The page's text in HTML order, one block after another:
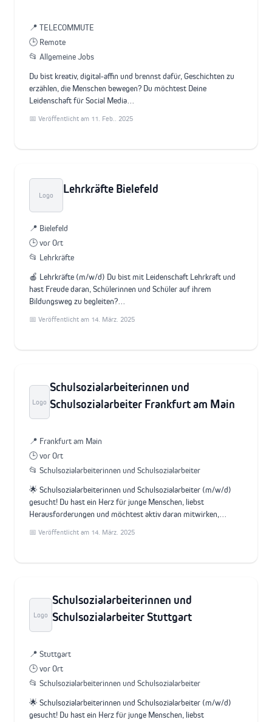
📍 TELECOMMUTE
🕒 Remote
📂 Allgemeine Jobs
Du bist kreativ, digital-affin und brennst dafür, Geschichten zu
erzählen, die Menschen bewegen? Du möchtest Deine
Leidenschaft für Social Media…
📅 Veröffentlicht am 11. Feb.. 2025
Logo Lehrkräfte Bielefeld
📍 Bielefeld
🕒 vor Ort
📂 Lehrkräfte
🍎 Lehrkräfte (m/w/d) Du bist mit Leidenschaft Lehrkraft und
hast Freude daran, Schülerinnen und Schüler auf ihrem
Bildungsweg zu begleiten?…
📅 Veröffentlicht am 14. März. 2025
Logo
Schulsozialarbeiterinnen und
Schulsozialarbeiter Frankfurt am Main
📍 Frankfurt am Main
🕒 vor Ort
📂 Schulsozialarbeiterinnen und Schulsozialarbeiter
🌟 Schulsozialarbeiterinnen und Schulsozialarbeiter (m/w/d)
gesucht! Du hast ein Herz für junge Menschen, liebst
Herausforderungen und möchtest aktiv daran mitwirken,…
📅 Veröffentlicht am 14. März. 2025
Logo
Schulsozialarbeiterinnen und
Schulsozialarbeiter Stuttgart
📍 Stuttgart
🕒 vor Ort
📂 Schulsozialarbeiterinnen und Schulsozialarbeiter
🌟 Schulsozialarbeiterinnen und Schulsozialarbeiter (m/w/d)
gesucht! Du hast ein Herz für junge Menschen, liebst